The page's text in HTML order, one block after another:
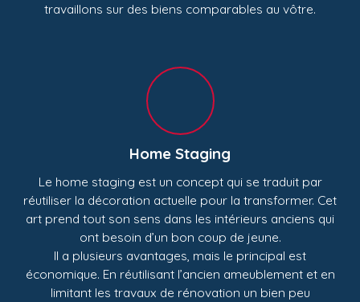
travaillons sur des biens comparables au vôtre.
Home Staging
Le home staging est un concept qui se traduit par
réutiliser la décoration actuelle pour la transformer. Cet
art prend tout son sens dans les intérieurs anciens qui
ont besoin d’un bon coup de jeune.
Il a plusieurs avantages, mais le principal est
économique. En réutilisant l’ancien ameublement et en
limitant les travaux de rénovation un bien peu